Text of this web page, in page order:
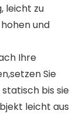
leicht zu
und
Ihre
Sie
bis sie
leicht aus